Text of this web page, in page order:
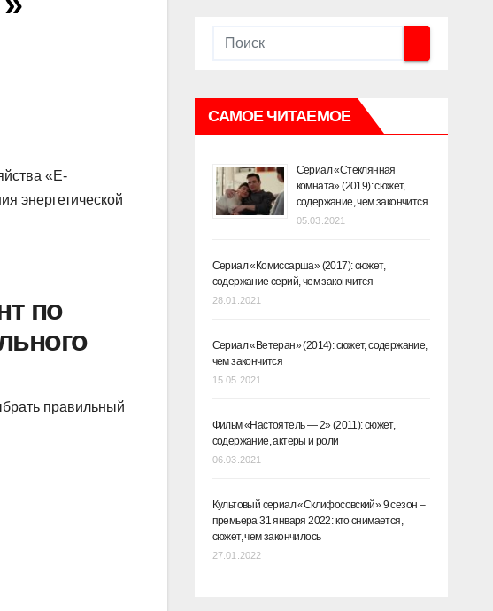
«E-
энергетической
по
правильный
САМОЕ ЧИТАЕМОЕ
Сериал «Стеклянная
комната» (2019): сюжет,
содержание, чем закончится
05.03.2021
Сериал «Комиссарша» (2017): сюжет,
содержание серий, чем закончится
28.01.2021
Сериал «Ветеран» (2014): сюжет, содержание,
чем закончится
15.05.2021
Фильм «Настоятель — 2» (2011): сюжет,
содержание, актеры и роли
06.03.2021
Культовый сериал «Склифосовский» 9 сезон –
премьера 31 января 2022: кто снимается,
сюжет, чем закончилось
27.01.2022